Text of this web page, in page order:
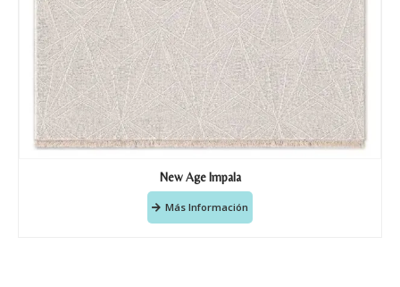
New Age Impala
Más Información